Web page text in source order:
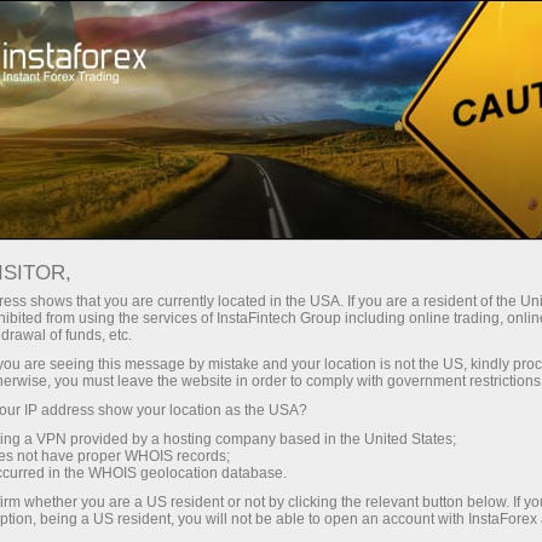
Avec InstaForex, vous accédez à
compétitives : effet de levier
jusqu’à 1:5000, parmi les meilleurs
spreads et commissions du
marché, ainsi que des conditions
avantageuses pour le trading
d’actions et d’indices.
Spreads
Bonus de 30 %
sur chaque dépôt
Vitesse
dans le trading et sur l’autoroute
shows that you are currently located in the USA. If you are a resident of the
from using the services of InstaFintech Group including online trading,
of funds, etc.
are seeing this message by mistake and your location is not the US, kindly
you must leave the website in order to comply with government
IP address show your location as the USA?
a VPN provided by a hosting company based in the United States;
not have proper WHOIS records;
in the WHOIS geolocation database.
whether you are a US resident or not by clicking the relevant button below. If
being a US resident, you will not be able to open an account with InstaForex